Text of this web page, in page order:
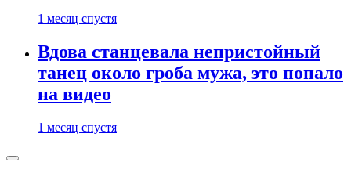
1 месяц спустя
Вдова станцевала непристойный
танец около гроба мужа, это попало
на видео
1 месяц спустя